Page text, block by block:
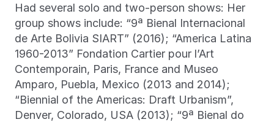
Had several solo and two-person shows: Her
group shows include: “9ª Bienal Internacional
de Arte Bolivia SIART” (2016); “America Latina
1960-2013” Fondation Cartier pour l’Art
Contemporain, Paris, France and Museo
Amparo, Puebla, Mexico (2013 and 2014);
“Biennial of the Americas: Draft Urbanism”,
Denver, Colorado, USA (2013); “9ª Bienal do